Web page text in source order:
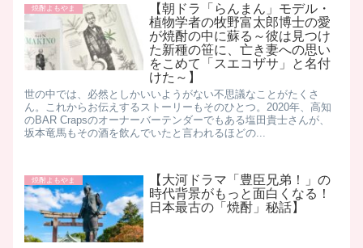
焼酎よもやま
【朝ドラ「らんまん」モデル・
植物学者の牧野富太郎博士の愛
が焼酎の中に蘇る～彼は見つけ
た新種の笹に、亡き妻への思い
をこめて「スエコザサ」と名付
けた～】
世の中では、必然としかいいようがない不思議なことがたくさ
ん。これからお伝えするストーリーもそのひとつ。 ​2020年、高知
のBAR Crapsのオーナーバーテンダーでもある塩田貴士さんが、
坂本竜馬もその酒を飲んでいたと言われるほどの...
焼酎よもやま
【大河ドラマ「豊臣兄弟！」の
時代背景がもっと面白くなる！
日本最古の「焼酎」秘話】